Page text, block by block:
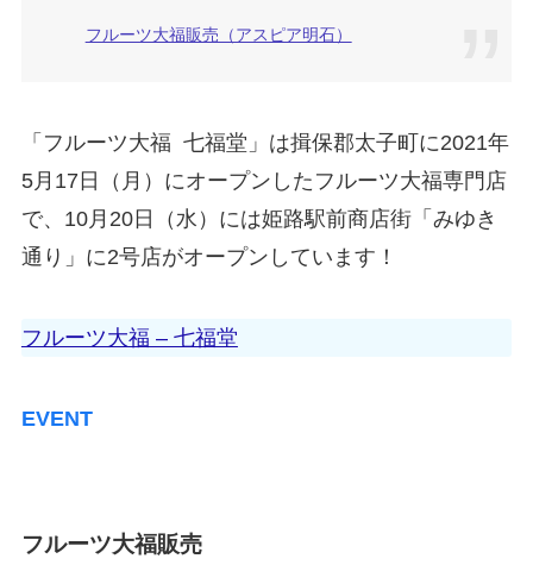
フルーツ大福販売（アスピア明石）
「フルーツ大福 七福堂」は揖保郡太子町に2021年
5月17日（月）にオープンしたフルーツ大福専門店
で、10月20日（水）には姫路駅前商店街「みゆき
通り」に2号店がオープンしています！
フルーツ大福 – 七福堂
EVENT
フルーツ大福販売